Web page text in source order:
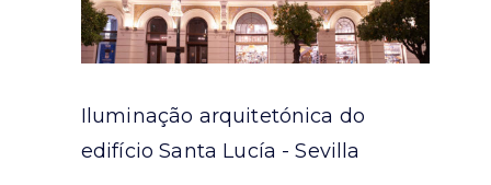
Iluminação arquitetónica do
edifício Santa Lucía - Sevilla